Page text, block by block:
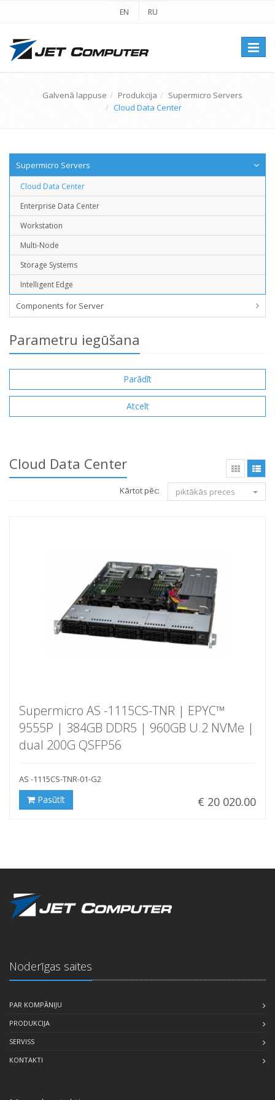
EN RU
Galvenā lappuse Produkcija
Supermicro Servers
Cloud Data Center
Supermicro Servers
Cloud Data Center
Enterprise Data Center
Workstation
Multi-Node
Storage Systems
Intelligent Edge
Components for Server
Parametru iegūšana
Cloud Data Center
Kārtot pēc: piktākās preces
Supermicro AS -1115CS-TNR | EPYC™
9555P | 384GB DDR5 | 960GB U.2 NVMe |
dual 200G QSFP56
AS -1115CS-TNR-01-G2
€ 20 020.00
Pasūtīt
Noderīgas saites
PAR KOMPĀNIJU
PRODUKCIJA
SERVISS
KONTAKTI